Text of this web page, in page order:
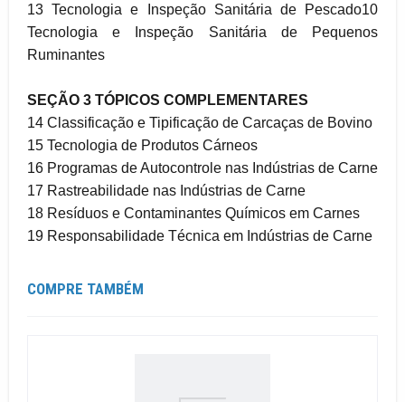
13 Tecnologia e Inspeção Sanitária de Pescado10
Tecnologia e Inspeção Sanitária de Pequenos
Ruminantes
SEÇÃO 3 TÓPICOS COMPLEMENTARES
14 Classificação e Tipificação de Carcaças de Bovino
15 Tecnologia de Produtos Cárneos
16 Programas de Autocontrole nas Indústrias de Carne
17 Rastreabilidade nas Indústrias de Carne
18 Resíduos e Contaminantes Químicos em Carnes
19 Responsabilidade Técnica em Indústrias de Carne
COMPRE TAMBÉM